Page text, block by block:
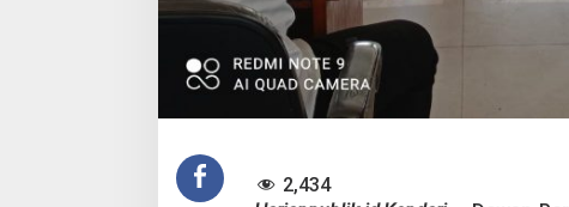
I
:
M
o
s
n
2,434